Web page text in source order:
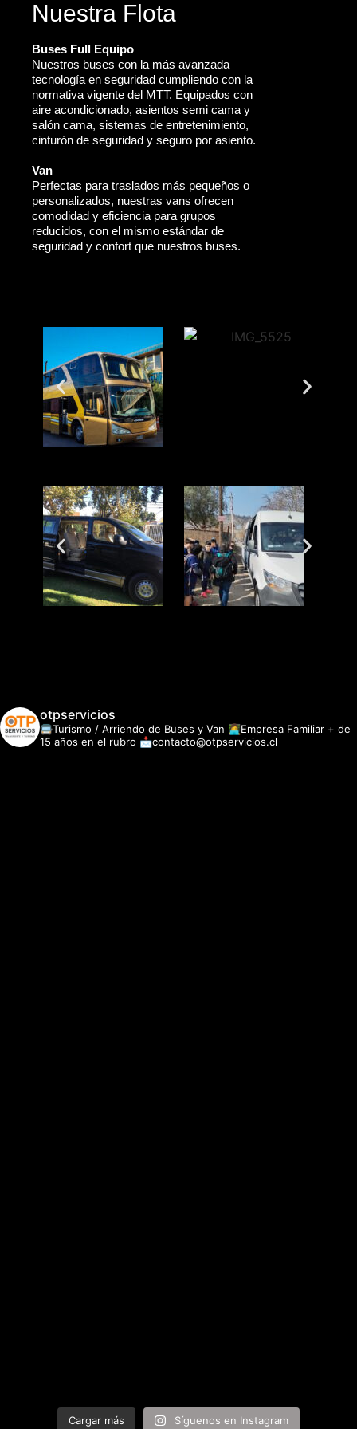
Nuestra Flota
Buses Full Equipo
Nuestros buses con la más avanzada
tecnología en seguridad cumpliendo con la
normativa vigente del MTT. Equipados con
aire acondicionado, asientos semi cama y
salón cama, sistemas de entretenimiento,
cinturón de seguridad y seguro por asiento.
Van
Perfectas para traslados más pequeños o
personalizados, nuestras vans ofrecen
comodidad y eficiencia para grupos
reducidos, con el mismo estándar de
seguridad y confort que nuestros buses.
otpservicios
🚍Turismo / Arriendo de Buses y Van 👩‍💻Empresa Familiar + de
15 años en el rubro 📩contacto@otpservicios.cl
Cargar más Síguenos en Instagram